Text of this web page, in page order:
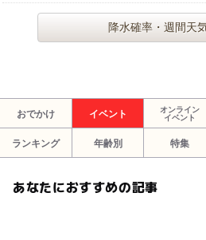
降水確率・週間天
おでかけ イベント
オンライン
イベント
ランキング 年齢別 特集
あなたにおすすめの記事